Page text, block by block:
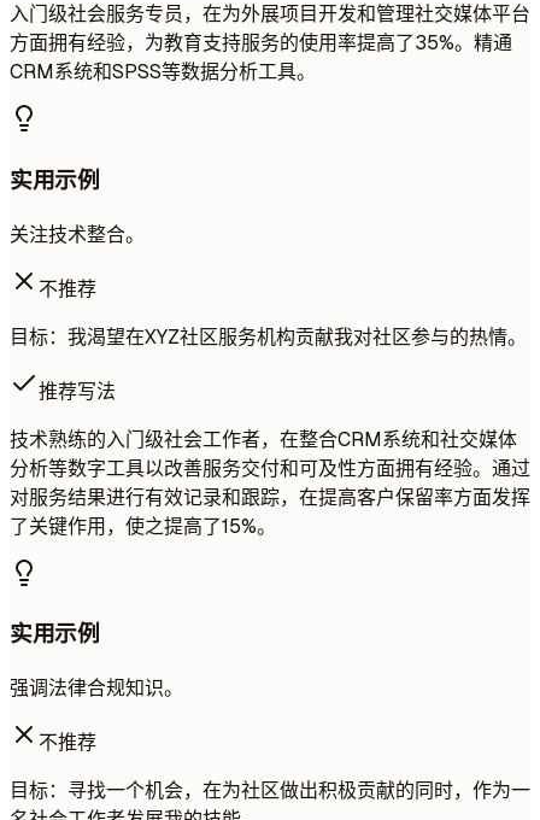
入门级社会服务专员，在为外展项目开发和管理社交媒体平台
方面拥有经验，为教育支持服务的使用率提高了35%。精通
CRM系统和SPSS等数据分析工具。
实用示例
关注技术整合。
不推荐
目标：我渴望在XYZ社区服务机构贡献我对社区参与的热情。
推荐写法
技术熟练的入门级社会工作者，在整合CRM系统和社交媒体
分析等数字工具以改善服务交付和可及性方面拥有经验。通过
对服务结果进行有效记录和跟踪，在提高客户保留率方面发挥
了关键作用，使之提高了15%。
实用示例
强调法律合规知识。
不推荐
目标：寻找一个机会，在为社区做出积极贡献的同时，作为一